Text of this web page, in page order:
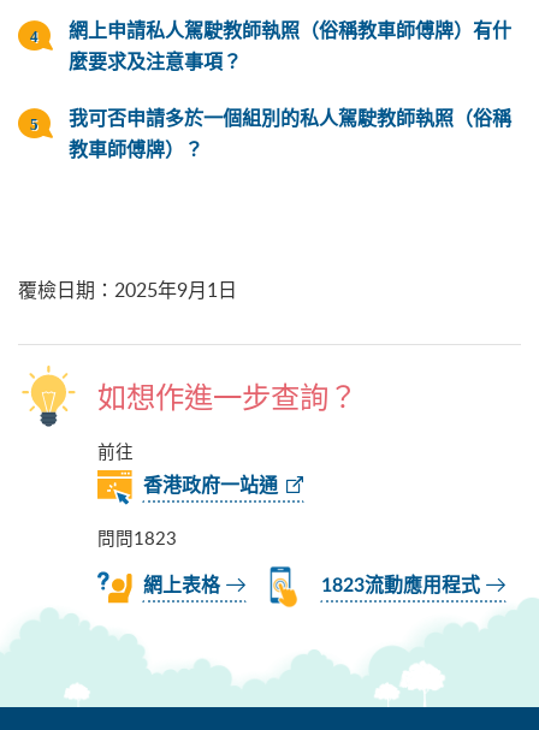
網上申請私人駕駛教師執照（俗稱教車師傅牌）有什
麼要求及注意事項？
我可否申請多於一個組別的私人駕駛教師執照（俗稱
教車師傅牌）？
覆檢日期 ： 2025年9月1日
如想作進一步查詢？
前往
香港政府一站通
問問1823
網上表格 1823流動應用程式